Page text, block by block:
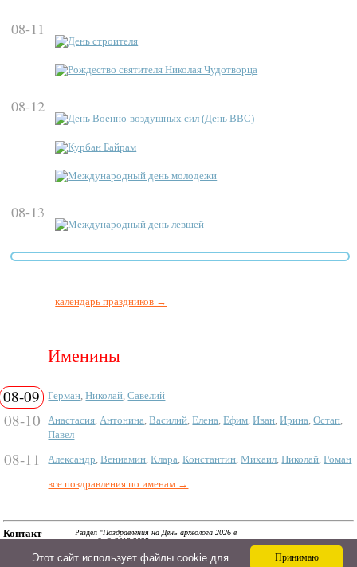
08-11
День строителя
Рождество святителя Николая Чудотворца
08-12
День Военно-воздушных сил (День ВВС)
Курбан Байрам
Международный день молодежи
08-13
Международный день левшей
календарь праздников →
Именины
08-09 Герман,Николай,Савелий
08-10 Анастасия,Антонина,Василий,Елена,Ефим,Иван,Ирина,Остап,
Павел
08-11 Александр,Вениамин,Клара,Константин,Михаил,Николай,Роман
все поздравления по именам →
Контакт
Раздел "Поздравления на День археолога 2026 в
стихах". © 2018-2025.
на АйПоздравил. Авторские материалы! При
использовании материалов активная ссылка на сайт
Принимаю
Этот сайт использует файлы cookie для